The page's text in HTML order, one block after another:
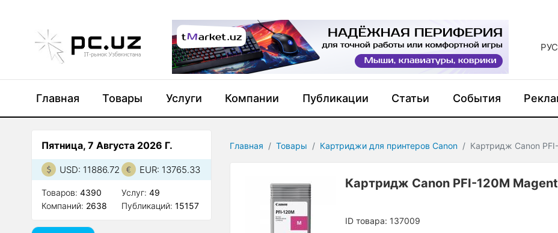
РУС
Главная Товары Услуги Компании Публикации Статьи События
Главная Товары Картриджи для принтеров Canon Картридж Canon
Картридж Canon PFI-120M
ID товара: 137009
Пятница, 7 Августа 2026 Г.
USD: 11886.72 EUR: 13765.33
Товаров: 4390
Компаний: 2638
Услуг:49
Публикаций:15157